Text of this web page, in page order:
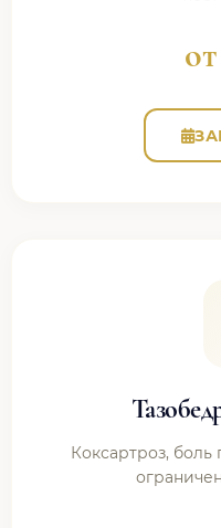
Коксартроз,